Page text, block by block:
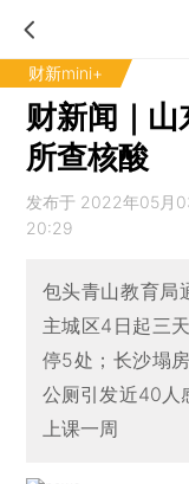
财新mini+
财新闻｜
所查核酸
发布于 2022年05月
20:29
包头青山教育局
主城区4日起三
停5处；长沙塌
公厕引发近40人
上课一周